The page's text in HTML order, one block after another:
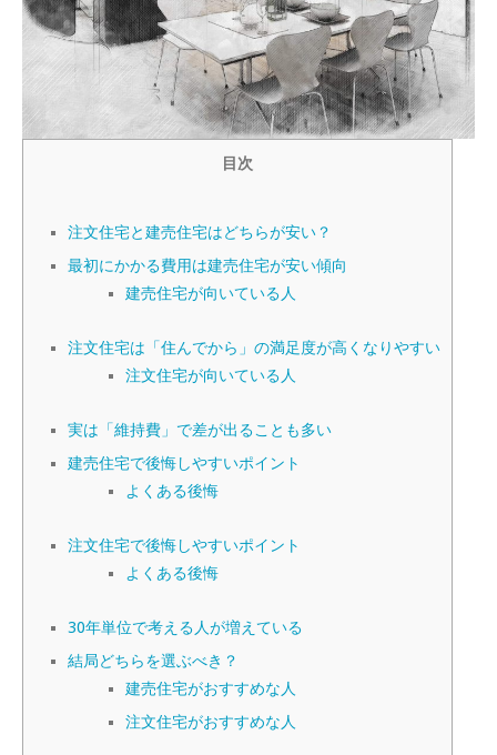
目次
注文住宅と建売住宅はどちらが安い？
最初にかかる費用は建売住宅が安い傾向
建売住宅が向いている人
注文住宅は「住んでから」の満足度が高くなりやすい
注文住宅が向いている人
実は「維持費」で差が出ることも多い
建売住宅で後悔しやすいポイント
よくある後悔
注文住宅で後悔しやすいポイント
よくある後悔
30年単位で考える人が増えている
結局どちらを選ぶべき？
建売住宅がおすすめな人
注文住宅がおすすめな人